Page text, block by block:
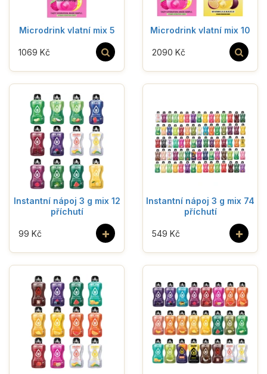
Microdrink vlatní mix 5
1069 Kč
Microdrink vlatní mix 10
2090 Kč
Instantní nápoj 3 g mix 12
příchutí
+
99 Kč
Instantní nápoj 3 g mix 74
příchutí
+
549 Kč